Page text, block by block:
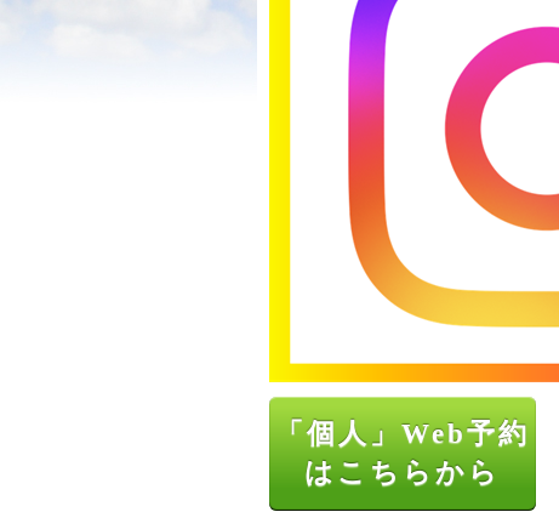
「個人」Web予約
はこちらから